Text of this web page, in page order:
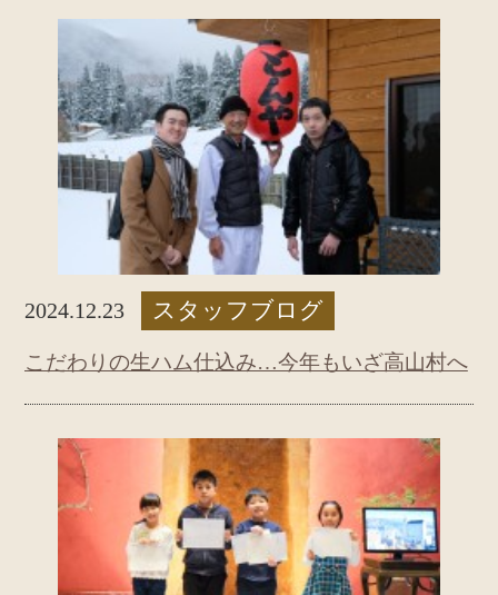
2024.12.23 スタッフブログ
こだわりの生ハム仕込み…今年もいざ高山村へ